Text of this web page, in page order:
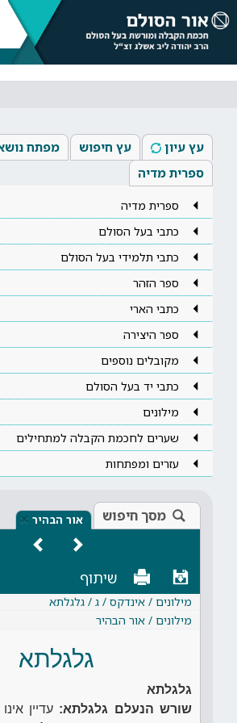
עץ עיון עץ חיפוש
מפתח
ספרית מדיה
ספרית מדיה
כתבי בעל הסולם
כתבי תלמידי בעל הסולם
ספר הזהר
כתבי הארי
ספר היצירה
מקובלים נוספים
כתבי יד בעל הסולם
מילונים
שערים לחכמת הקבלה למתחילים
עזרים ומפתחות
מסך חיפוש אור הבהיר ×
שיתוף
מילונים / אינדקס / ג / גלגלתא
מילונים / אור הבהיר
גלגלתא
גלגלתא
שורש הנעלם גלגלתא: עדיין